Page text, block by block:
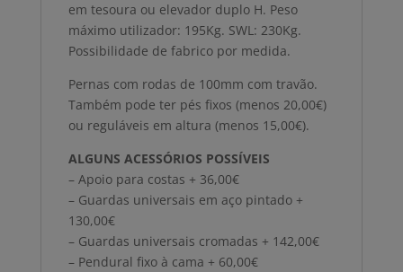
em tesoura ou elevador duplo H. Peso
máximo utilizador: 195Kg. SWL: 230Kg.
Possibilidade de fabrico por medida.
Pernas com rodas de 100mm com travão.
Também pode ter pés fixos (menos 20,00€)
ou reguláveis em altura (menos 15,00€).
ALGUNS ACESSÓRIOS POSSÍVEIS
– Apoio para costas + 36,00€
– Guardas universais em aço pintado +
130,00€
– Guardas universais cromadas + 142,00€
– Pendural fixo à cama + 60,00€